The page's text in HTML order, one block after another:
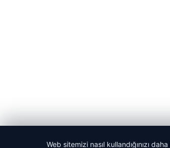
Web sitemizi nasıl kullandığınızı